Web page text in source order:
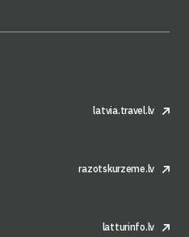
latvia.travel.lv
razotskurzeme.lv
latturinfo.lv